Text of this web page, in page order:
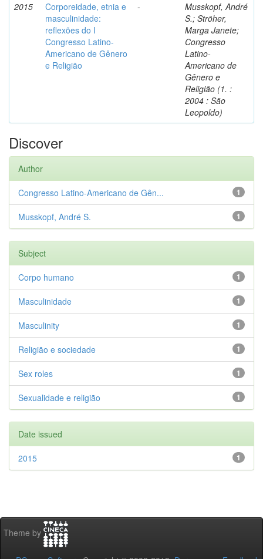
2015
Corporeidade, etnia e
masculinidade:
reflexões do I
Congresso Latino-
Americano de Gênero
e Religião
-
Musskopf, André
S.; Ströher,
Marga Janete;
Congresso
Latino-
Americano de
Gênero e
Religião (1. :
2004 : São
Leopoldo)
Discover
Author
1
Congresso Latino-Americano de Gên...
1
Musskopf, André S.
Subject
1
Corpo humano
1
Masculinidade
1
Masculinity
1
Religião e sociedade
1
Sex roles
1
Sexualidade e religião
Date issued
1
2015
Theme by